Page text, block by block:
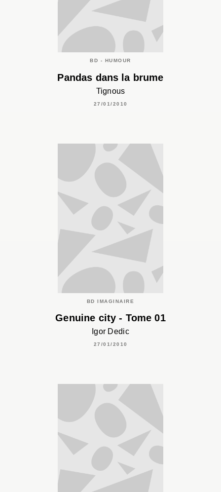
BD - HUMOUR
Pandas dans la brume
Tignous
27/01/2010
BD IMAGINAIRE
Genuine city - Tome 01
Igor Dedic
27/01/2010